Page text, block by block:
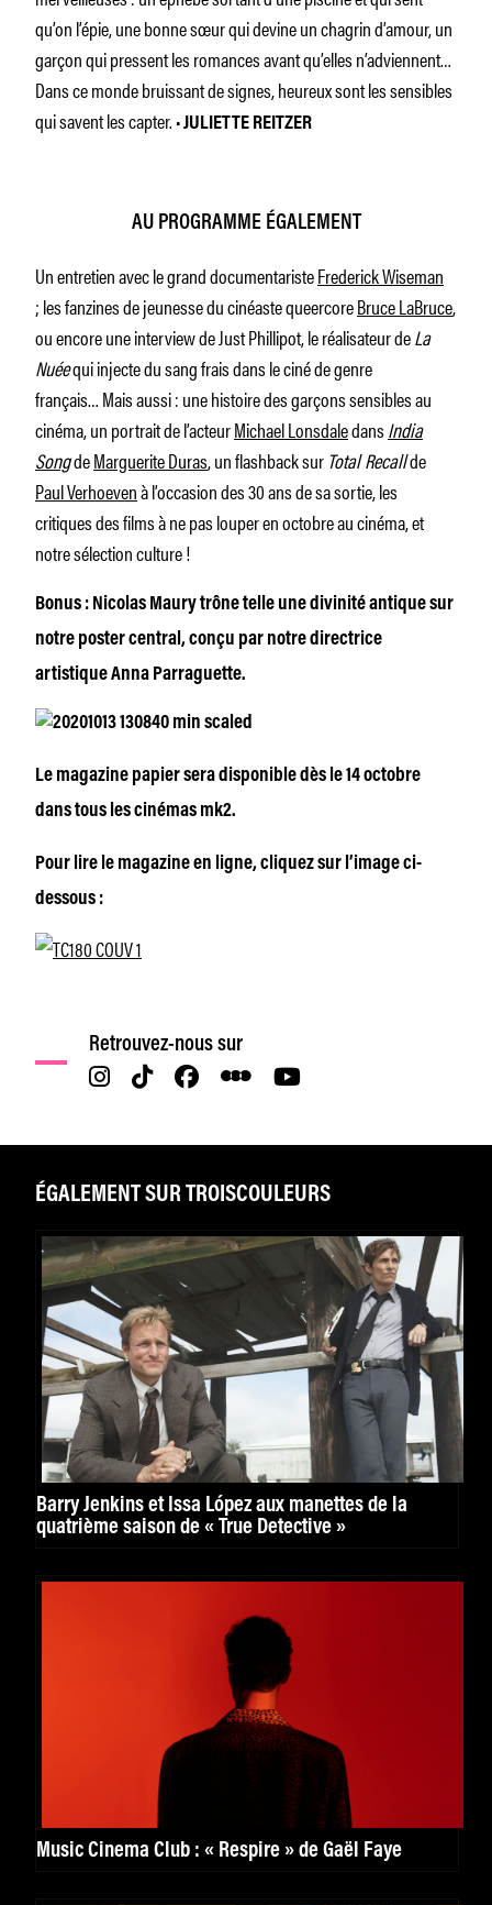
qu’on l’épie, une bonne sœur qui devine un chagrin d’amour, un
garçon qui pressent les romances avant qu’elles n’adviennent…
Dans ce monde bruissant de signes, heureux sont les sensibles
qui savent les capter. •JULIETTE REITZER
AU PROGRAMME ÉGALEMENT
Un entretien avec le grand documentaristeFrederick Wiseman
; les fanzines de jeunesse du cinéaste queercoreBruce LaBruce,
ou encore une interview de Just Phillipot, le réalisateur deLa
Nuéequi injecte du sang frais dans le ciné de genre
français… Mais aussi : une histoire des garçons sensibles au
cinéma, un portrait de l’acteurMichael LonsdaledansIndia
SongdeMarguerite Duras, un flashback sur Total Recallde
Paul Verhoevenà l’occasion des 30 ans de sa sortie, les
critiques des films à ne pas louper en octobre au cinéma, et
notre sélection culture !
Bonus : Nicolas Maury trône telle une divinité antique sur
notre poster central, conçu par notre directrice
artistique Anna Parraguette.
Le magazine papier sera disponible dès le 14 octobre
dans tous les cinémas mk2.
Pour lire le magazine en ligne, cliquez sur l’image ci-
dessous :
Retrouvez-nous sur
ÉGALEMENT SUR TROISCOULEURS
Barry Jenkins et Issa López aux manettes de la
quatrième saison de « True Detective »
Music Cinema Club : « Respire » de Gaël Faye